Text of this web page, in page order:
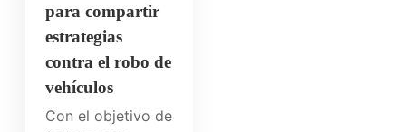
para compartir
estrategias
contra el robo de
vehículos
Con el objetivo de